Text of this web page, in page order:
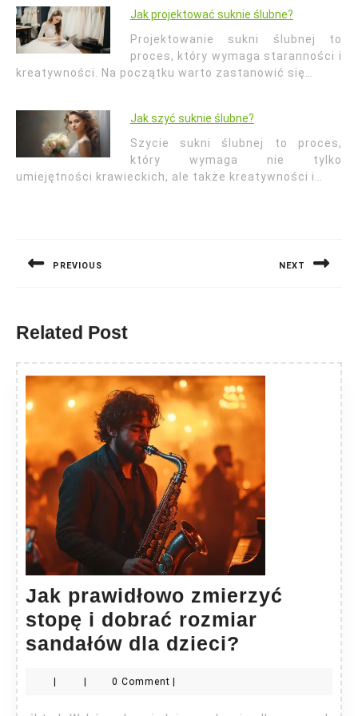
Jak projektować suknie ślubne?
Projektowanie sukni ślubnej to
proces, który wymaga staranności i
kreatywności. Na początku warto zastanowić się…
Jak szyć suknie ślubne?
Szycie sukni ślubnej to proces,
który wymaga nie tylko
umiejętności krawieckich, ale także kreatywności i…
PREVIOUS NEXT
Related Post
Jak prawidłowo zmierzyć
stopę i dobrać rozmiar
sandałów dla dzieci?
prawidłowo
0 Comment